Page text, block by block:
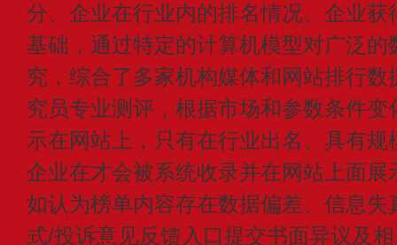
分、企业在行业内的排名情况、企业
基础，通过特定的计算机模型对广泛
究，综合了多家机构媒体和网站排行
究员专业测评，根据市场和参数条件
示在网站上，只有在行业出名、具有
企业在才会被系统收录并在网站上面
如认为榜单内容存在数据偏差、信息
式/投诉意见反馈入口提交书面异议及